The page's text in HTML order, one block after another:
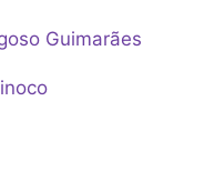
Guimarães